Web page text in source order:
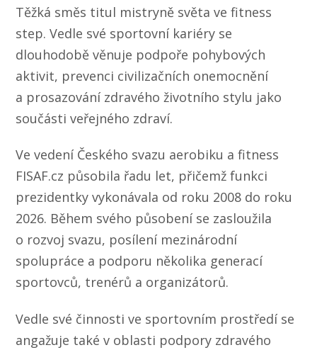
Těžká směs titul mistryně světa ve fitness
step. Vedle své sportovní kariéry se
dlouhodobě věnuje podpoře pohybových
aktivit, prevenci civilizačních onemocnění
a prosazování zdravého životního stylu jako
součásti veřejného zdraví.
Ve vedení Českého svazu aerobiku a fitness
FISAF.cz působila řadu let, přičemž funkci
prezidentky vykonávala od roku 2008 do roku
2026. Během svého působení se zasloužila
o rozvoj svazu, posílení mezinárodní
spolupráce a podporu několika generací
sportovců, trenérů a organizátorů.
Vedle své činnosti ve sportovním prostředí se
angažuje také v oblasti podpory zdravého